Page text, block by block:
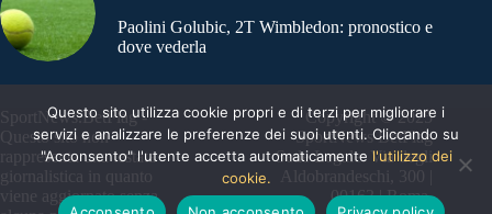
Paolini Golubic, 2T Wimbledon: pronostico e
dove vederla
SportNews.BetFlag -
Questo sito non
rappresenta una testata
giornalistica in quanto
viene aggiornato senza
Copyright © 2025
SportNews BetFlag
Sede Legale: Via degli
Aldobrandeschi, 300 |
00163 | Roma
Questo sito utilizza cookie propri e di terzi per migliorare i
servizi e analizzare le preferenze dei suoi utenti. Cliccando su
"Acconsento" l'utente accetta automaticamente l'utilizzo dei
cookie.